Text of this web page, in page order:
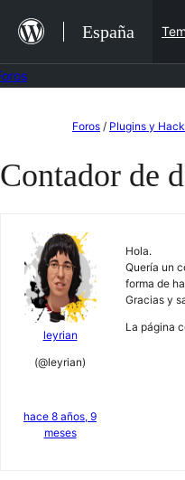
contenido
España
contenido
Foros / Plugins y
Contador de
leyrian
(@leyrian)
hace 8 años, 9
meses
Hola.
Quería un
forma de
Gracias y
La página